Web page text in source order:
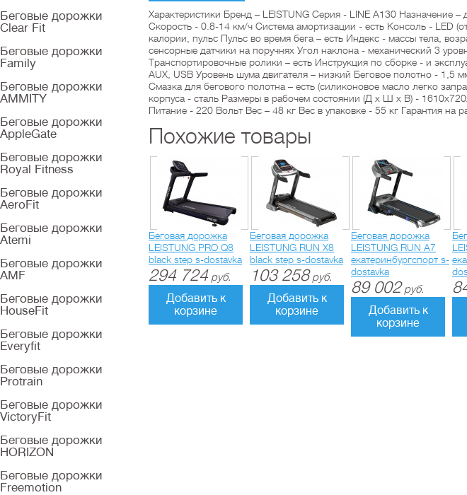
Беговые дорожки
Clear Fit
Беговые дорожки
Family
Беговые дорожки
AMMITY
Беговые дорожки
AppleGate
Беговые дорожки
Royal Fitness
Беговые дорожки
AeroFit
Беговые дорожки
Atemi
Беговые дорожки
AMF
Беговые дорожки
HouseFit
Беговые дорожки
Everyfit
Беговые дорожки
Protrain
Беговые дорожки
VictoryFit
Беговые дорожки
HORIZON
Беговые дорожки
Freemotion
Характеристики Бренд – LEISTUNG Серия - LINE A130 Назначение
Скорость - 0.8-14 км/ч Система амортизации - есть Консоль - LED
калории, пульс Пульс во время бега – есть Индекс - массы тела,
сенсорные датчики на поручнях Угол наклона - механический 3
Транспортировочные ролики – есть Инструкция по сборке - и
AUX, USB Уровень шума двигателя – низкий Беговое полотно -
Смазка для бегового полотна – есть (силиконовое масло легко
корпуса - сталь Размеры в рабочем состоянии (Д х Ш х В) -
Питание - 220 Вольт Вес – 48 кг Вес в упаковке - 55 кг Гарантия на
Похожие товары
Беговая дорожка
LEISTUNG PRO Q8
black step s-dostavka
294 724 руб.
Добавить к
корзине
Беговая дорожка
LEISTUNG RUN X8
black step s-dostavka
103 258 руб.
Добавить к
корзине
Беговая дорожка
LEISTUNG RUN A7
екатеринбургспорт s-
dostavka
89 002 руб.
Добавить к
корзине